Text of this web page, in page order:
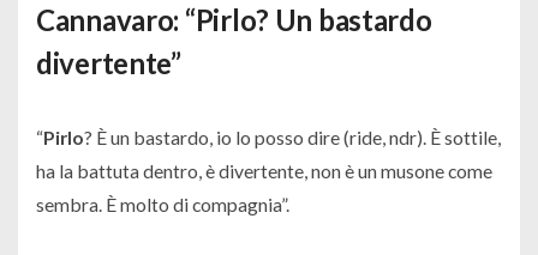
Cannavaro: “Pirlo? Un bastardo
divertente”
“Pirlo? È un bastardo, io lo posso dire (ride, ndr). È sottile,
ha la battuta dentro, è divertente, non è un musone come
sembra. È molto di compagnia”.